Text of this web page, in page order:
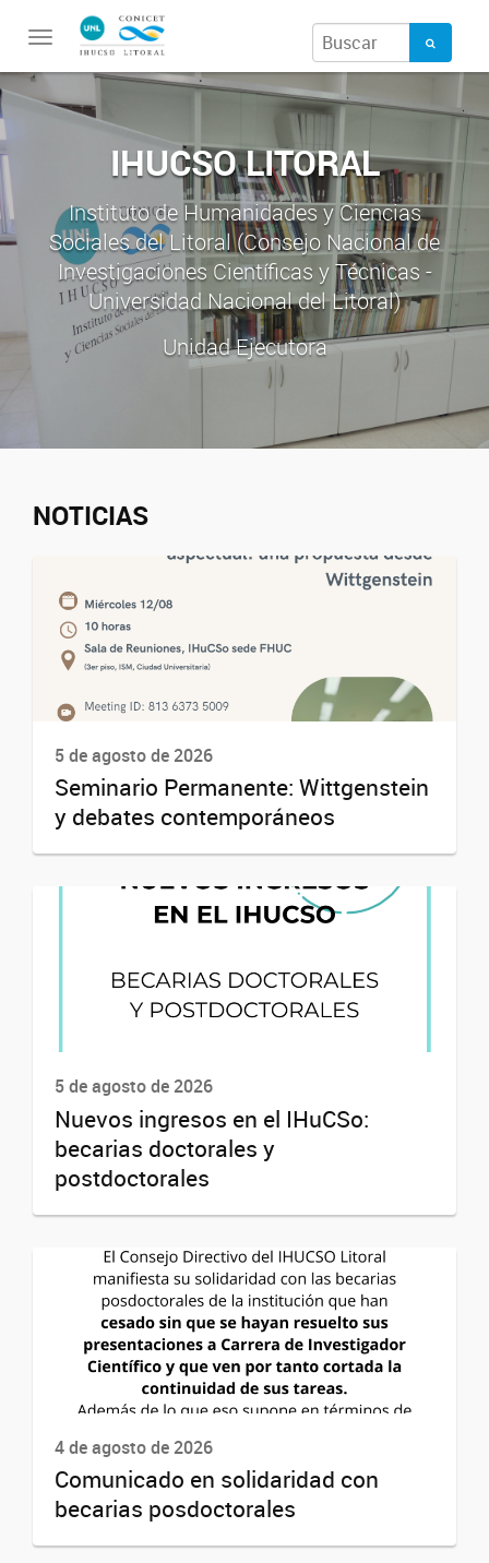
Toggle
IHUCSO LITORAL
Instituto de Humanidades y Ciencias
Sociales del Litoral (Consejo Nacional de
Investigaciones Científicas y Técnicas -
Universidad Nacional del Litoral)
Unidad Ejecutora
NOTICIAS
5 de agosto de 2026
Seminario Permanente: Wittgenstein
y debates contemporáneos
5 de agosto de 2026
Nuevos ingresos en el IHuCSo:
becarias doctorales y
postdoctorales
4 de agosto de 2026
Comunicado en solidaridad con
becarias posdoctorales